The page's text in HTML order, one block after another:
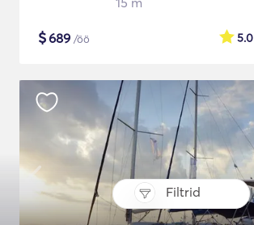
Filtrid
$689 /öö 5.0